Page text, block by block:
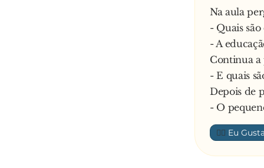
Na aula
- Quais
- A
Continua a
- E quais
Depois de
- O
👍🏼